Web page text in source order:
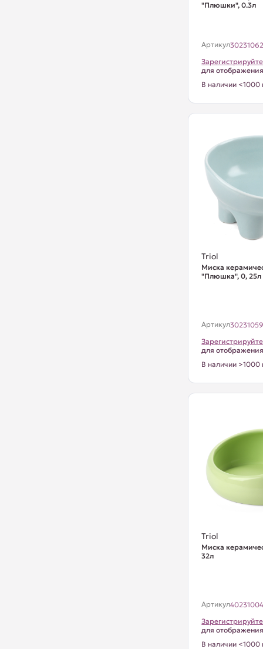
"Плюшки", 0.3л
Артикул
для
В наличии <1000
Triol
Миска
"Плюшка", 0, 25л
Артикул
для
В наличии >1000
Triol
Миска
32л
Артикул
для
В наличии <1000